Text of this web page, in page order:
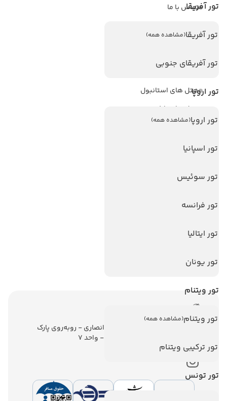
تور آفریقا
تور آفریقا(مشاهده همه)
تور آفریقای جنوبی
تور اروپا
تور اروپا(مشاهده همه)
تور اسپانیا
تور سوئیس
تور فرانسه
تور ایتالیا
تور یونان
تور ویتنام
تور ویتنام(مشاهده همه)
تور ترکیبی ویتنام
تور تونس
تماس با ما
هتل های پر بازدید
هتل های استانبول
هتل های تایلند
هتل های اندونزی
هتل های سریلانکا
تورهای پربازدید
تور آنتالیا
تور پوکت
تور سریلانکا
تهران - ولیعصر - نبش کوچه انصاری - روبه‌روی پارک
ملت - برج ملت - طبقه ششم - واحد 7